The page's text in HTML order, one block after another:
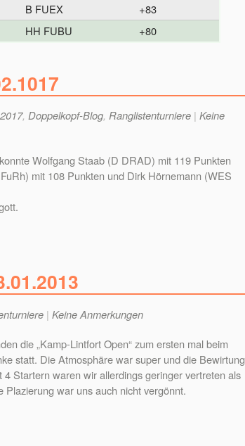
B FUEX
+83
HH FUBU +80
, Doppelkopf-Blog, Ranglistenturniere | Keine
Wolfgang Staab (D DRAD) mit 119 Punkten
mit 108 Punkten und Dirk Hörnemann (WES
| Keine Anmerkungen
die „Kamp-Lintfort Open“ zum ersten mal beim
statt. Die Atmosphäre war super und die Bewirtung
4 Startern waren wir allerdings geringer vertreten als
Plazierung war uns auch nicht vergönnt.